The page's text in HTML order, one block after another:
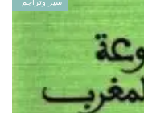
سير وتراجم